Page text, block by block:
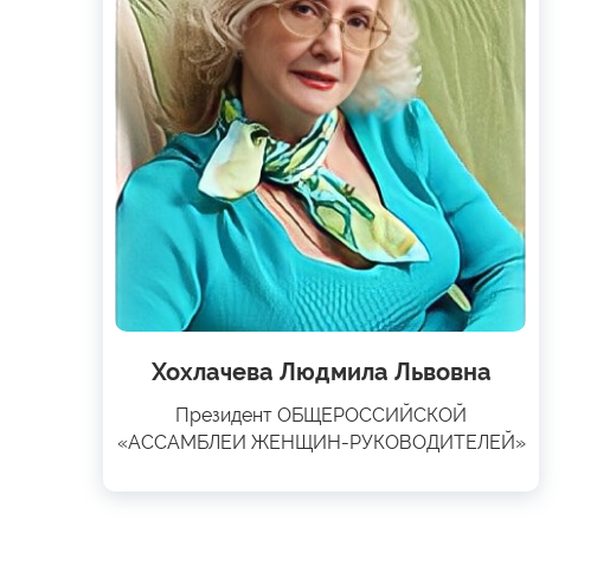
Хохлачева Людмила Львовна
Президент ОБЩЕРОССИЙСКОЙ
«АССАМБЛЕИ ЖЕНЩИН-РУКОВОДИТЕЛЕЙ»